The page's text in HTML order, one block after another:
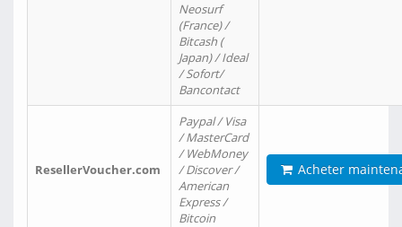
Neosurf
(France) /
Bitcash (
Japan) / Ideal
/ Sofort/
Bancontact
ResellerVoucher.com
Paypal / Visa
/ MasterCard
/ WebMoney
/ Discover /
American
Express /
Bitcoin
Acheter